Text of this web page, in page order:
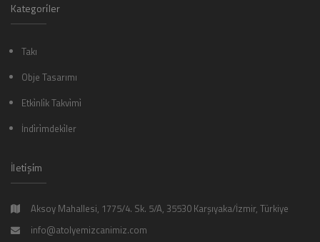
Kategori̇ler
Takı
Obje Tasarımı
Etki̇nli̇k Takvi̇mi̇
İndi̇ri̇mdeki̇ler
İleti̇şi̇m
Aksoy Mahallesi, 1775/4. Sk. 5/A, 35530 Karşıyaka/İzmir, Türkiye
info@atolyemizcanimiz.com